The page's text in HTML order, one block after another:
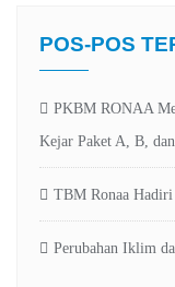
POS-POS
PKBM RONAA
Kejar Paket A, B,
TBM Ronaa
Perubahan Iklim